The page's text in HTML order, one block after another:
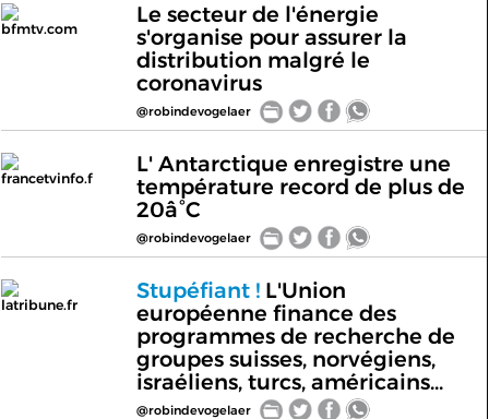
bfmtv.com
Le secteur de l'énergie
s'organise pour assurer la
distribution malgré le
coronavirus
@robindevogelaer
francetvinfo.f
L' Antarctique enregistre une
température record de plus de
20â°C
@robindevogelaer
latribune.fr
Stupéfiant !L'Union
européenne finance des
programmes de recherche de
groupes suisses, norvégiens,
israéliens, turcs, américains...
@robindevogelaer